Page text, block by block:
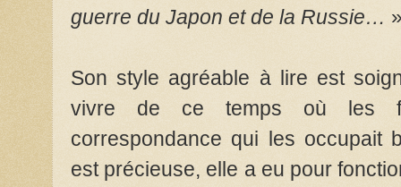
guerre du Japon et de la Russie…
Son style agréable à lire est
vivre de ce temps où les
correspondance qui les occupait
est précieuse, elle a eu pour